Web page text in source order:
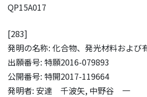
QP15A017
[283]
発明の名称: 化合物、発光材料および
出願番号: 特願2016-079893
公開番号: 特開2017-119664
発明者: 安達 千波矢, 中野谷 一